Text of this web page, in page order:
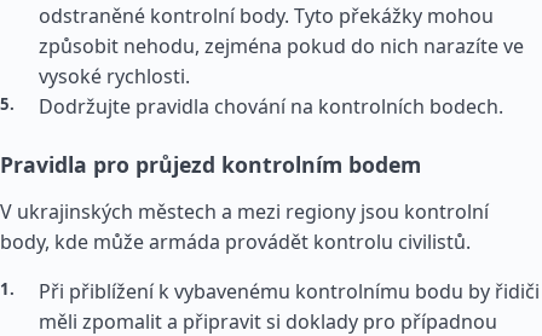
odstraněné kontrolní body. Tyto překážky mohou
způsobit nehodu, zejména pokud do nich narazíte ve
vysoké rychlosti.
Dodržujte pravidla chování na kontrolních bodech.
Pravidla pro průjezd kontrolním bodem
V ukrajinských městech a mezi regiony jsou kontrolní
body, kde může armáda provádět kontrolu civilistů.
Při přiblížení k vybavenému kontrolnímu bodu by řidiči
měli zpomalit a připravit si doklady pro případnou